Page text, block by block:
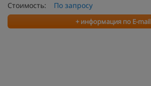
Стоимость:
По запросу
+ информация по E-mail